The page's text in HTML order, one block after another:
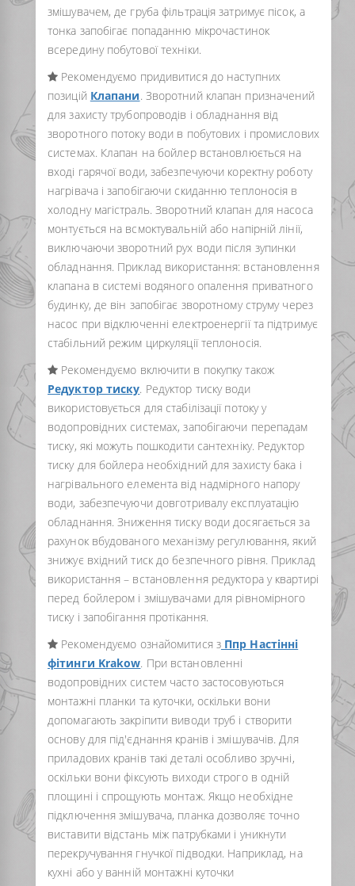
змішувачем, де груба фільтрація затримує пісок, а
тонка запобігає попаданню мікрочастинок
всередину побутової техніки.
Рекомендуємо придивитися до наступних
позицій Клапани. Зворотний клапан призначений
для захисту трубопроводів і обладнання від
зворотного потоку води в побутових і промислових
системах. Клапан на бойлер встановлюється на
вході гарячої води, забезпечуючи коректну роботу
нагрівача і запобігаючи скиданню теплоносія в
холодну магістраль. Зворотний клапан для насоса
монтується на всмоктувальній або напірній лінії,
виключаючи зворотний рух води після зупинки
обладнання. Приклад використання: встановлення
клапана в системі водяного опалення приватного
будинку, де він запобігає зворотному струму через
насос при відключенні електроенергії та підтримує
стабільний режим циркуляції теплоносія.
Рекомендуємо включити в покупку також
Редуктор тиску. Редуктор тиску води
використовується для стабілізації потоку у
водопровідних системах, запобігаючи перепадам
тиску, які можуть пошкодити сантехніку. Редуктор
тиску для бойлера необхідний для захисту бака і
нагрівального елемента від надмірного напору
води, забезпечуючи довготривалу експлуатацію
обладнання. Зниження тиску води досягається за
рахунок вбудованого механізму регулювання, який
знижує вхідний тиск до безпечного рівня. Приклад
використання – встановлення редуктора у квартирі
перед бойлером і змішувачами для рівномірного
тиску і запобігання протікання.
Рекомендуємо ознайомитися з Ппр Настінні
фітинги Krakow. При встановленні
водопровідних систем часто застосовуються
монтажні планки та куточки, оскільки вони
допомагають закріпити виводи труб і створити
основу для під'єднання кранів і змішувачів. Для
приладових кранів такі деталі особливо зручні,
оскільки вони фіксують виходи строго в одній
площині і спрощують монтаж. Якщо необхідне
підключення змішувача, планка дозволяє точно
виставити відстань між патрубками і уникнути
перекручування гнучкої підводки. Наприклад, на
кухні або у ванній монтажні куточки